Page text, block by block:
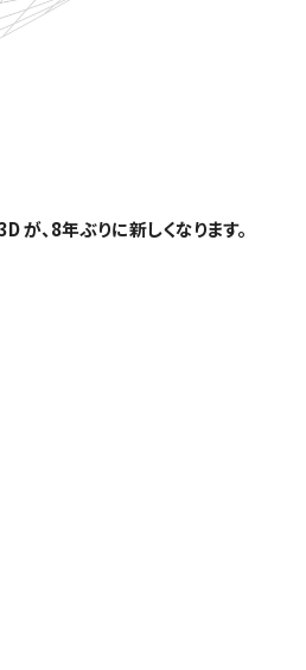
が、8年ぶりに新しくなります。